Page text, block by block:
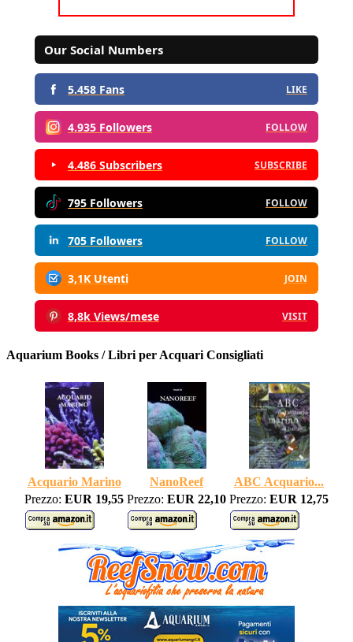
Our Social Numbers
5.458 Fans LIKE
4.935 Followers FOLLOW
4.486 Subscribers SUBSCRIBE
795 Followers FOLLOW
705 Followers FOLLOW
3,1K Utenti JOIN
8,8k Views/mese VISIT
Aquarium Books / Libri per Acquari Consigliati
Acquario Marino NanoReef
ABC Acquario...
Prezzo: EUR 19,55 Prezzo: EUR 22,10 Prezzo: EUR 12,75